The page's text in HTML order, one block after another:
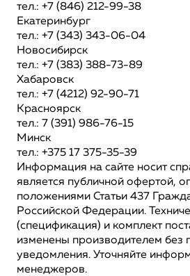
тел.: +7 (846) 212-99-38
Екатеринбург
тел.: +7 (343) 343-06-04
Новосибирск
тел.: +7 (383) 388-73-89
Хабаровск
тел.: +7 (4212) 92-90-71
Красноярск
тел.: 7 (391) 986-76-15
Минск
тел.: +375 17 375-35-39
Информация на сайте носит
является публичной офертой,
положениями Статьи 437
Российской Федерации.
(спецификация) и комплект
изменены производителем без
уведомления. Уточняйте
менеджеров.